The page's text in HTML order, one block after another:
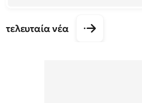
τελευταία νέα